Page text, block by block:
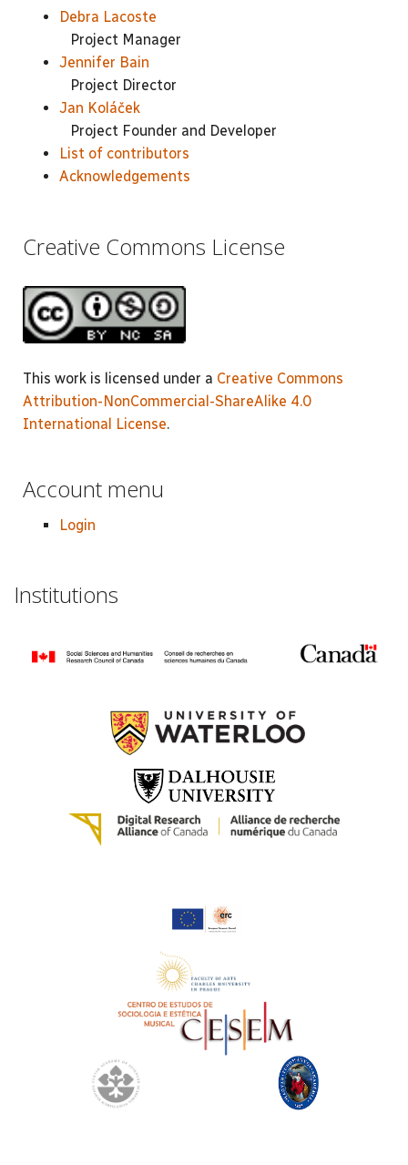
Debra Lacoste
Project Manager
Jennifer Bain
Project Director
Jan Koláček
Project Founder and Developer
List of contributors
Acknowledgements
Creative Commons License
This work is licensed under a Creative Commons
Attribution-NonCommercial-ShareAlike 4.0
International License.
Account menu
Login
Institutions